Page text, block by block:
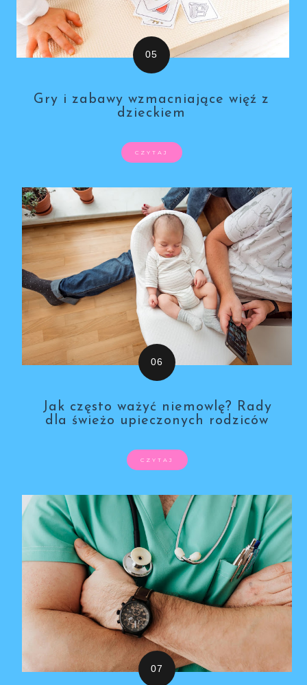
Gry i zabawy wzmacniające więź z
dzieckiem
CZYTAJ
Jak często ważyć niemowlę? Rady
dla świeżo upieczonych rodziców
CZYTAJ